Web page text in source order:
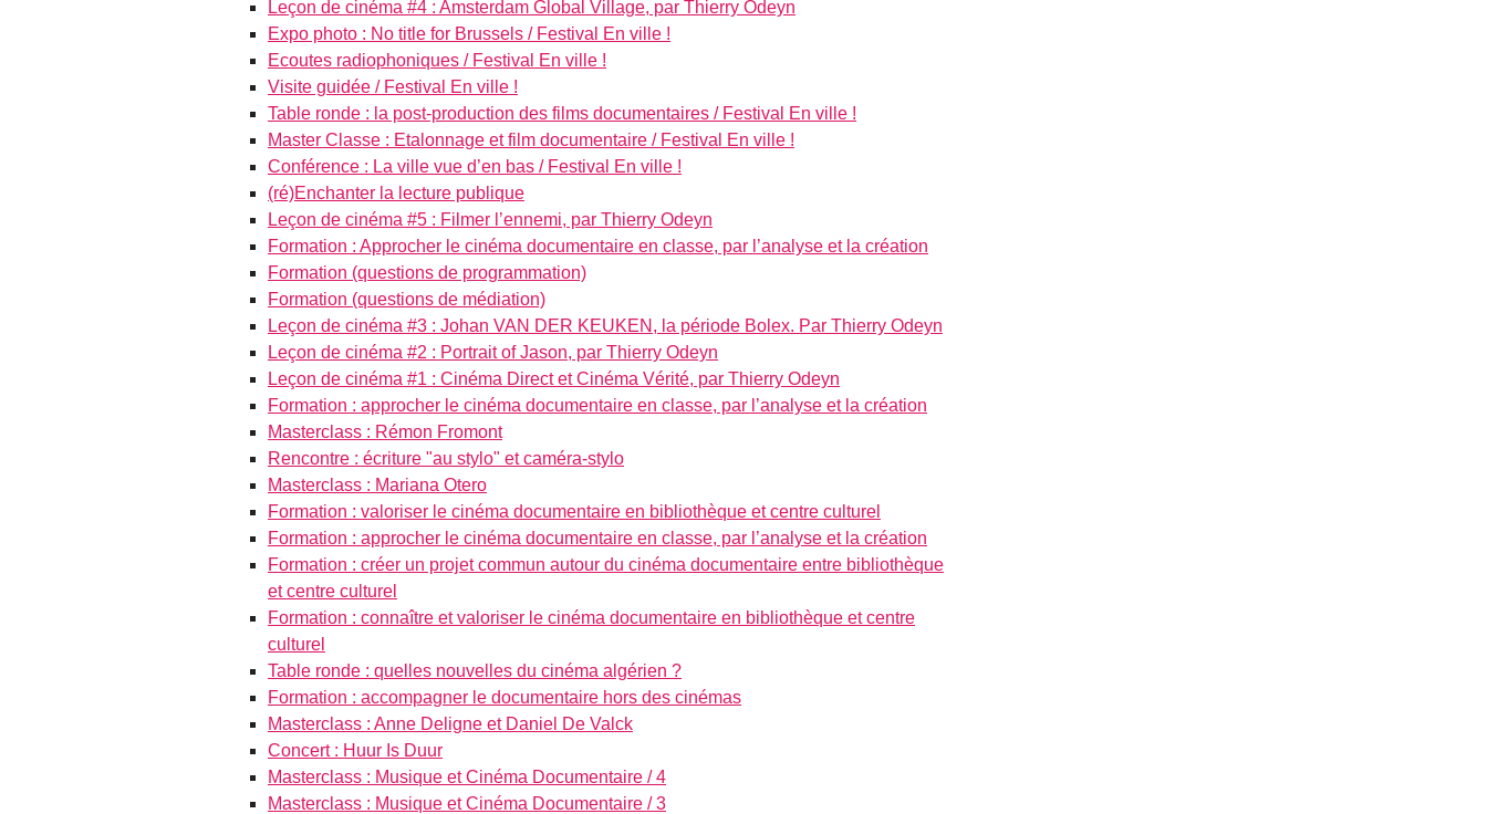
Leçon de cinéma #4 : Amsterdam Global Village, par Thierry Odeyn
Expo photo : No title for Brussels / Festival En ville !
Ecoutes radiophoniques / Festival En ville !
Visite guidée / Festival En ville !
Table ronde : la post-production des films documentaires / Festival En ville !
Master Classe : Etalonnage et film documentaire / Festival En ville !
Conférence : La ville vue d’en bas / Festival En ville !
(ré)Enchanter la lecture publique
Leçon de cinéma #5 : Filmer l’ennemi, par Thierry Odeyn
Formation : Approcher le cinéma documentaire en classe, par l’analyse et la création
Formation (questions de programmation)
Formation (questions de médiation)
Leçon de cinéma #3 : Johan VAN DER KEUKEN, la période Bolex. Par Thierry Odeyn
Leçon de cinéma #2 : Portrait of Jason, par Thierry Odeyn
Leçon de cinéma #1 : Cinéma Direct et Cinéma Vérité, par Thierry Odeyn
Formation : approcher le cinéma documentaire en classe, par l’analyse et la création
Masterclass : Rémon Fromont
Rencontre : écriture "au stylo" et caméra-stylo
Masterclass : Mariana Otero
Formation : valoriser le cinéma documentaire en bibliothèque et centre culturel
Formation : approcher le cinéma documentaire en classe, par l’analyse et la création
Formation : créer un projet commun autour du cinéma documentaire entre bibliothèque
et centre culturel
Formation : connaître et valoriser le cinéma documentaire en bibliothèque et centre
culturel
Table ronde : quelles nouvelles du cinéma algérien ?
Formation : accompagner le documentaire hors des cinémas
Masterclass : Anne Deligne et Daniel De Valck
Concert : Huur Is Duur
Masterclass : Musique et Cinéma Documentaire / 4
Masterclass : Musique et Cinéma Documentaire / 3